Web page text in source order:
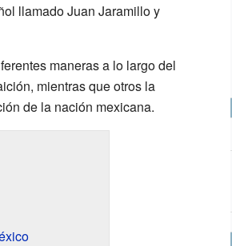
llamado Juan Jaramillo y
maneras a lo largo del
mientras que otros la
de la nación mexicana.